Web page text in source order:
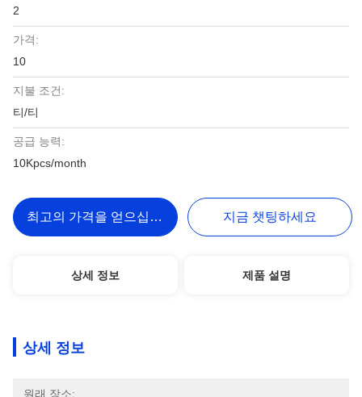
2
가격:
10
지불 조건:
티/티
공급 능력:
10Kpcs/month
최고의 가격을 얻으십시오 지금 챗팅하세요
상세 정보 제품 설명
상세 정보
원래 장소: